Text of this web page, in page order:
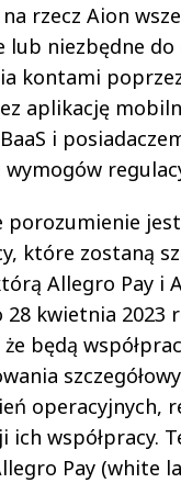
rzecz Aion
lub niezbędne
kontami
aplikację
i
wymogów
porozumienie
które zostaną
Allegro Pay i
28 kwietnia 2023
że będą
operacyjnych,
współpracy.
Pay (white